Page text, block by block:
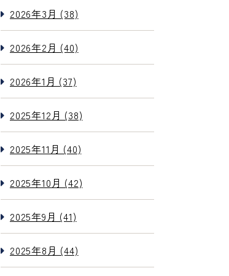
2026年3月 (38)
2026年2月 (40)
2026年1月 (37)
2025年12月 (38)
2025年11月 (40)
2025年10月 (42)
2025年9月 (41)
2025年8月 (44)